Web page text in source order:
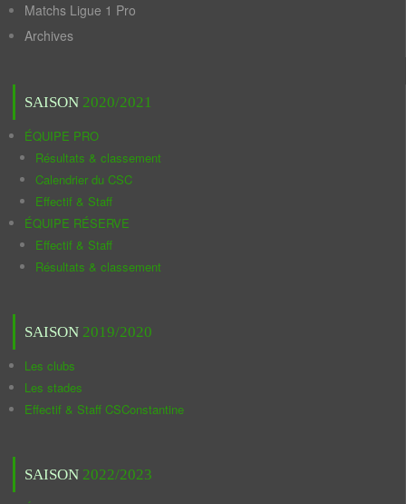
Matchs Ligue 1 Pro
Archives
SAISON 2020/2021
ÉQUIPE PRO
Résultats & classement
Calendrier du CSC
Effectif & Staff
ÉQUIPE RÉSERVE
Effectif & Staff
Résultats & classement
SAISON 2019/2020
Les clubs
Les stades
Effectif & Staff CSConstantine
SAISON 2022/2023